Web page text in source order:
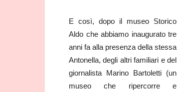
E così, dopo il museo Storico
Aldo che abbiamo inaugurato tre
anni fa alla presenza della stessa
Antonella, degli altri familiari e del
giornalista Marino Bartoletti (un
museo che ripercorre e